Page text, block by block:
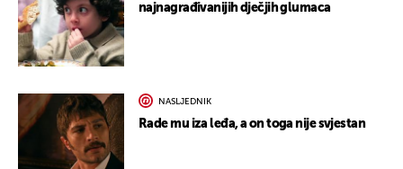
najnagrađivanijih dječjih glumaca
NASLJEDNIK
Rade mu iza leđa, a on toga nije svjestan